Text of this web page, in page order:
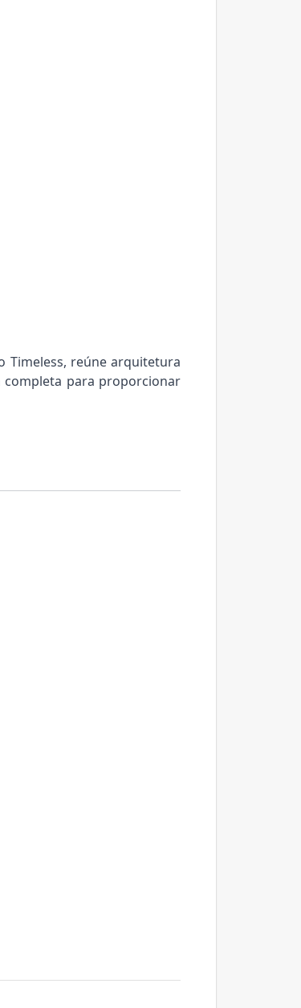
Timeless, reúne arquitetura
completa para proporcionar